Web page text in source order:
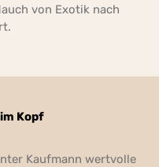
von Exotik nach
Kopf
Kaufmann wertvolle